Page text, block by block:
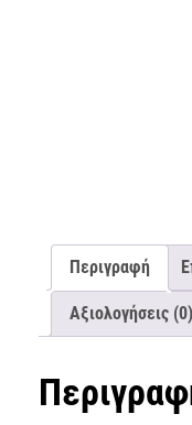
Περιγραφή
Αξιολογήσεις (0)